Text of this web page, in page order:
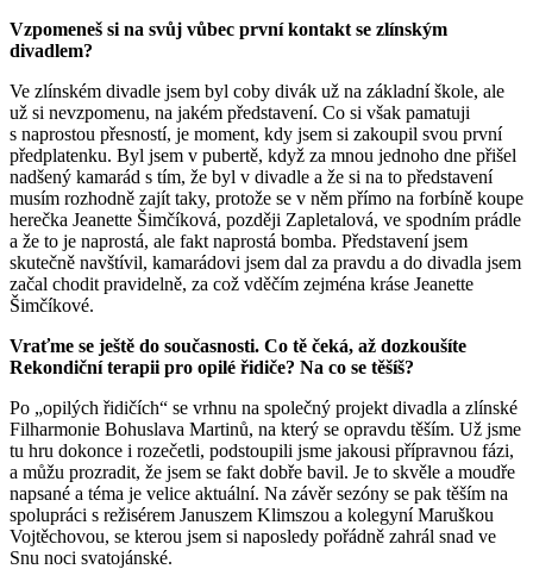
Vzpomeneš si na svůj vůbec první kontakt se zlínským
divadlem?
Ve zlínském divadle jsem byl coby divák už na základní škole, ale
už si nevzpomenu, na jakém představení. Co si však pamatuji
s naprostou přesností, je moment, kdy jsem si zakoupil svou první
předplatenku. Byl jsem v pubertě, když za mnou jednoho dne přišel
nadšený kamarád s tím, že byl v divadle a že si na to představení
musím rozhodně zajít taky, protože se v něm přímo na forbíně koupe
herečka Jeanette Šimčíková, později Zapletalová, ve spodním prádle
a že to je naprostá, ale fakt naprostá bomba. Představení jsem
skutečně navštívil, kamarádovi jsem dal za pravdu a do divadla jsem
začal chodit pravidelně, za což vděčím zejména kráse Jeanette
Šimčíkové.
Vraťme se ještě do současnosti. Co tě čeká, až dozkoušíte
Rekondiční terapii pro opilé řidiče? Na co se těšíš?
Po „opilých řidičích“ se vrhnu na společný projekt divadla a zlínské
Filharmonie Bohuslava Martinů, na který se opravdu těším. Už jsme
tu hru dokonce i rozečetli, podstoupili jsme jakousi přípravnou fázi,
a můžu prozradit, že jsem se fakt dobře bavil. Je to skvěle a moudře
napsané a téma je velice aktuální. Na závěr sezóny se pak těším na
spolupráci s režisérem Januszem Klimszou a kolegyní Maruškou
Vojtěchovou, se kterou jsem si naposledy pořádně zahrál snad ve
Snu noci svatojánské.